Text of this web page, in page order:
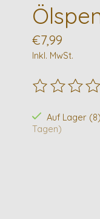
€7,99
Inkl. MwSt.
Die
Auf Lager (8)
Tagen)